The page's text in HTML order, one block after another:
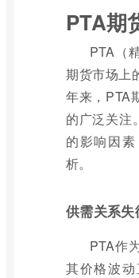
PTA期
PTA（
期货市场上
年来，PTA
的广泛关注
的影响因
析。
供需关系失
PTA作
其价格波